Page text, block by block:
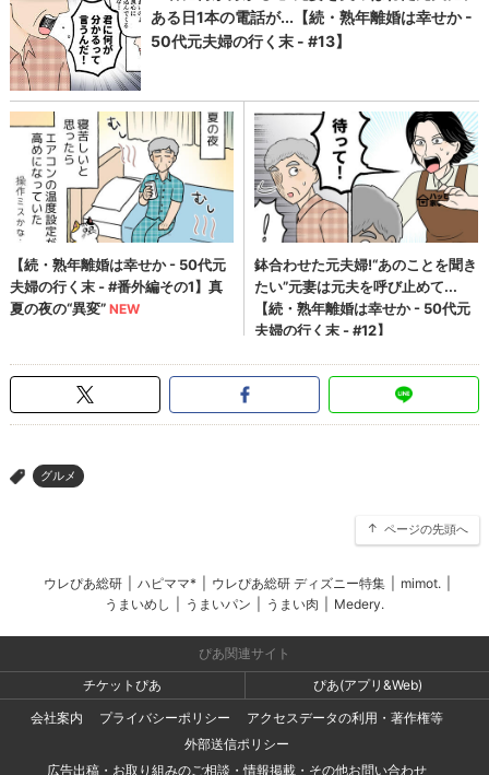
> グルメ
ページの先頭へ
ウレぴあ総研 ハピママ* ウレぴあ総研 ディズニー特集 mimot.
うまいめし
うまいパン うまい肉 Medery.
ぴあ関連サイト
チケットぴあ
ぴあ(アプリ&Web)
会社案内
プライバシーポリシー
アクセスデータの利用・著作権等
外部送信ポリシー
広告出稿・お取り組みのご相談・情報掲載・その他お問い合わせ